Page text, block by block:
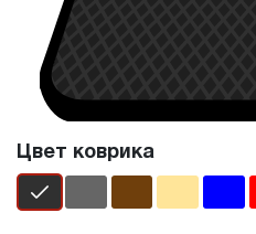
Цвет коврика